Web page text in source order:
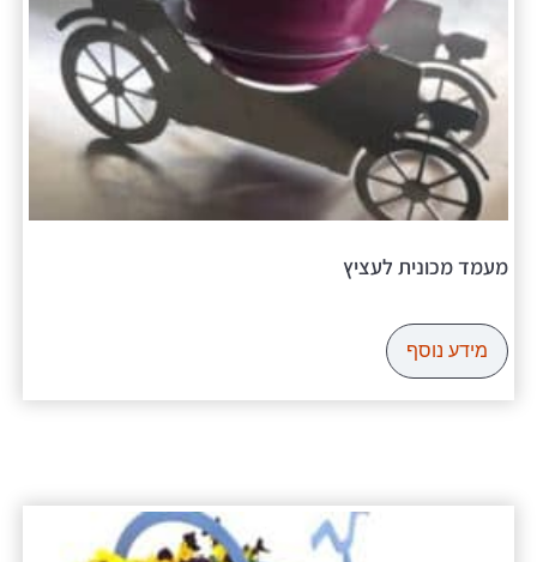
מעמד מכונית לעציץ
מידע נוסף